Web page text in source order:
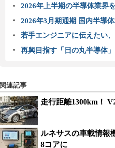
2026年上半期の半導体業界
2026年3月期通期 国内半導
若手エンジニアに伝えたい
再興目指す「日の丸半導体
関連記事
走行距離1300km！
ルネサスの車載情報
8コアに